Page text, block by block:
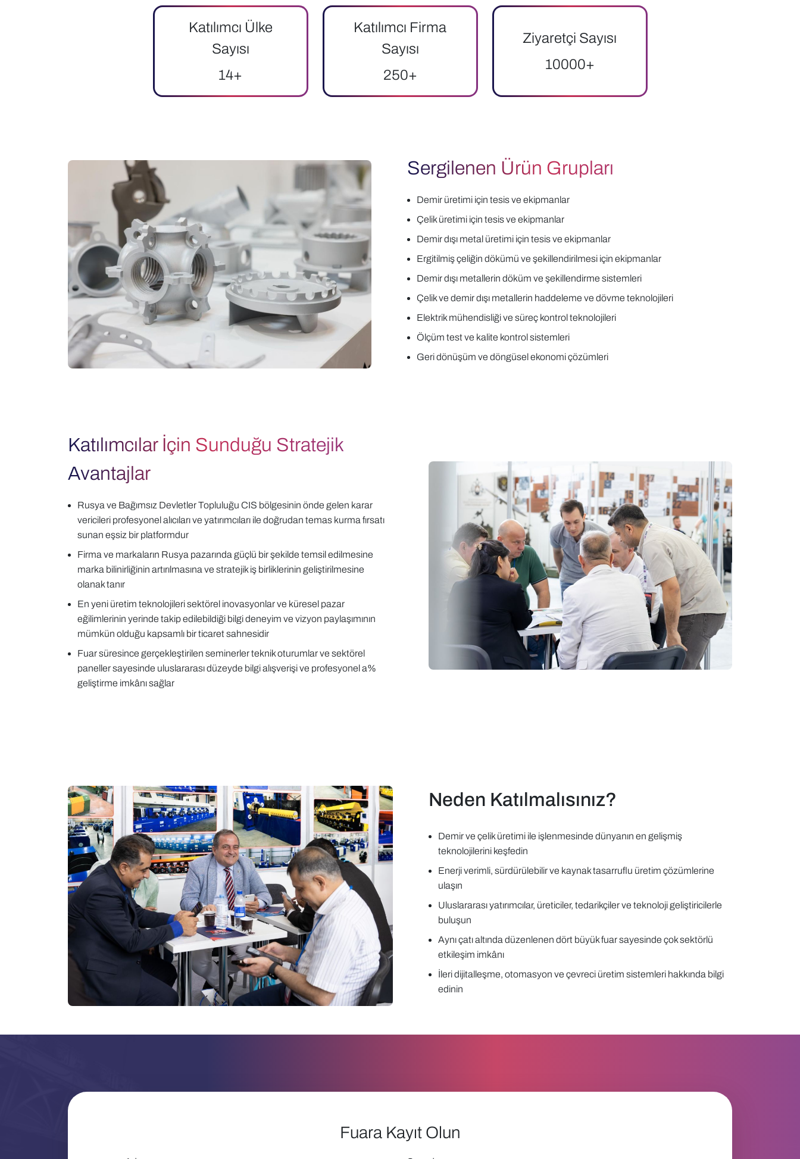
Katılımcı Ülke
Sayısı
14+
Katılımcı Firma
Sayısı
250+
Ziyaretçi Sayısı
10000+
Sergilenen Ürün Grupları
Demir üretimi için tesis ve ekipmanlar
Çelik üretimi için tesis ve ekipmanlar
Demir dışı metal üretimi için tesis ve ekipmanlar
Ergitilmiş çeliğin dökümü ve şekillendirilmesi için ekipmanlar
Demir dışı metallerin döküm ve şekillendirme sistemleri
Çelik ve demir dışı metallerin haddeleme ve dövme teknolojileri
Elektrik mühendisliği ve süreç kontrol teknolojileri
Ölçüm test ve kalite kontrol sistemleri
Geri dönüşüm ve döngüsel ekonomi çözümleri
Katılımcılar İçin Sunduğu Stratejik
Avantajlar
Rusya ve Bağımsız Devletler Topluluğu CIS bölgesinin önde gelen karar
vericileri profesyonel alıcıları ve yatırımcıları ile doğrudan temas kurma fırsatı
sunan eşsiz bir platformdur
Firma ve markaların Rusya pazarında güçlü bir şekilde temsil edilmesine
marka bilinirliğinin artırılmasına ve stratejik iş birliklerinin geliştirilmesine
olanak tanır
En yeni üretim teknolojileri sektörel inovasyonlar ve küresel pazar
eğilimlerinin yerinde takip edilebildiği bilgi deneyim ve vizyon paylaşımının
mümkün olduğu kapsamlı bir ticaret sahnesidir
Fuar süresince gerçekleştirilen seminerler teknik oturumlar ve sektörel
paneller sayesinde uluslararası düzeyde bilgi alışverişi ve profesyonel a%
geliştirme imkânı sağlar
Neden Katılmalısınız?
Demir ve çelik üretimi ile işlenmesinde dünyanın en gelişmiş
teknolojilerini keşfedin
Enerji verimli, sürdürülebilir ve kaynak tasarruflu üretim çözümlerine
ulaşın
Uluslararası yatırımcılar, üreticiler, tedarikçiler ve teknoloji geliştiricilerle
buluşun
Aynı çatı altında düzenlenen dört büyük fuar sayesinde çok sektörlü
etkileşim imkânı
İleri dijitalleşme, otomasyon ve çevreci üretim sistemleri hakkında bilgi
edinin
Fuara Kayıt Olun